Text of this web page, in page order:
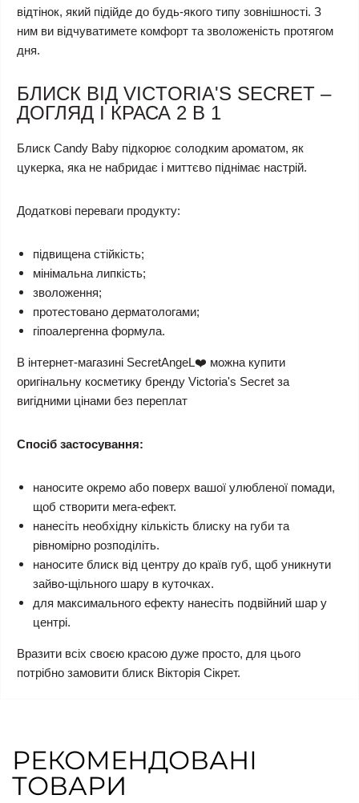
відтінок, який підійде до будь-якого типу зовнішності. З
ним ви відчуватимете комфорт та зволоженість протягом
дня.
БЛИСК ВІД VICTORIA'S SECRET –
ДОГЛЯД І КРАСА 2 В 1
Блиск Candy Baby підкорює солодким ароматом, як
цукерка, яка не набридає і миттєво піднімає настрій.
Додаткові переваги продукту:
підвищена стійкість;
мінімальна липкість;
зволоження;
протестовано дерматологами;
гіпоалергенна формула.
В інтернет-магазині SecretAngeL❤️ можна купити
оригінальну косметику бренду Victoria's Secret за
вигідними цінами без переплат
Спосіб застосування:
наносите окремо або поверх вашої улюбленої помади,
щоб створити мега-ефект.
нанесіть необхідну кількість блиску на губи та
рівномірно розподіліть.
наносите блиск від центру до країв губ, щоб уникнути
зайво-щільного шару в куточках.
для максимального ефекту нанесіть подвійний шар у
центрі.
Вразити всіх своєю красою дуже просто, для цього
потрібно замовити блиск Вікторія Сікрет.
РЕКОМЕНДОВАНІ
ТОВАРИ